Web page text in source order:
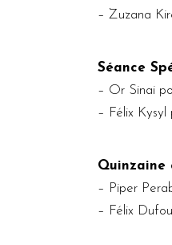
– Zuzana
Séance
– Or Sinai
– Félix Kysyl
Quinzaine
– Piper
– Félix